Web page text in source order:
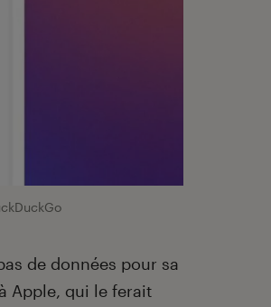
de données pour sa
Apple, qui le ferait